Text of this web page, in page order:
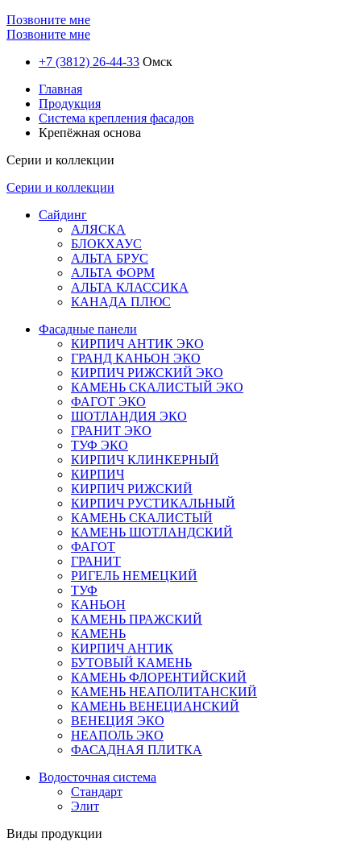
Позвоните мне
Позвоните мне
+7 (3812) 26-44-33 Омск
Главная
Продукция
Система крепления фасадов
Крепёжная основа
Серии и коллекции
Серии и коллекции
Сайдинг
АЛЯСКА
БЛОКХАУС
АЛЬТА БРУС
АЛЬТА ФОРМ
АЛЬТА КЛАССИКА
КАНАДА ПЛЮС
Фасадные панели
КИРПИЧ АНТИК ЭКО
ГРАНД КАНЬОН ЭКО
КИРПИЧ РИЖСКИЙ ЭКО
КАМЕНЬ СКАЛИСТЫЙ ЭКО
ФАГОТ ЭКО
ШОТЛАНДИЯ ЭКО
ГРАНИТ ЭКО
ТУФ ЭКО
КИРПИЧ КЛИНКЕРНЫЙ
КИРПИЧ
КИРПИЧ РИЖСКИЙ
КИРПИЧ РУСТИКАЛЬНЫЙ
КАМЕНЬ СКАЛИСТЫЙ
КАМЕНЬ ШОТЛАНДСКИЙ
ФАГОТ
ГРАНИТ
РИГЕЛЬ НЕМЕЦКИЙ
ТУФ
КАНЬОН
КАМЕНЬ ПРАЖСКИЙ
КАМЕНЬ
КИРПИЧ АНТИК
БУТОВЫЙ КАМЕНЬ
КАМЕНЬ ФЛОРЕНТИЙСКИЙ
КАМЕНЬ НЕАПОЛИТАНСКИЙ
КАМЕНЬ ВЕНЕЦИАНСКИЙ
ВЕНЕЦИЯ ЭКО
НЕАПОЛЬ ЭКО
ФАСАДНАЯ ПЛИТКА
Водосточная система
Стандарт
Элит
Виды продукции